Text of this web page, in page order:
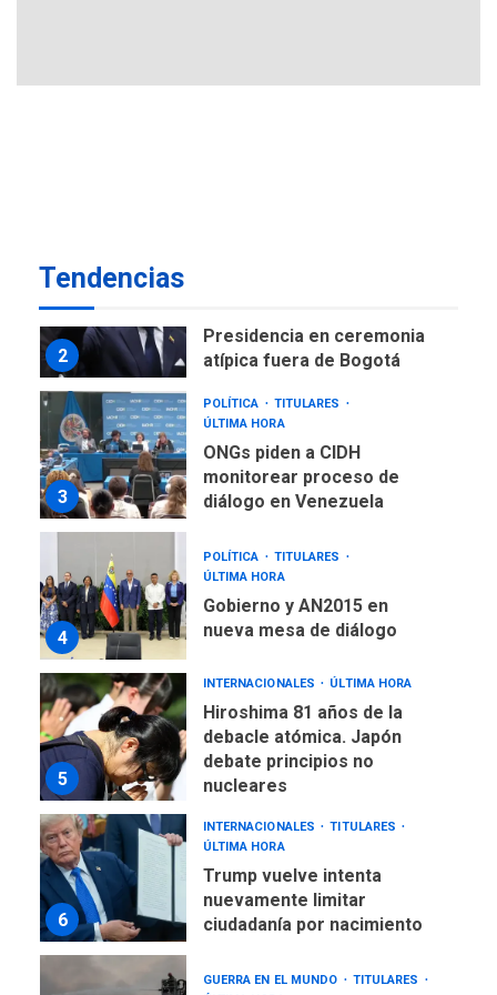
Tendencias
2
Presidencia en ceremonia
atípica fuera de Bogotá
3
POLÍTICA
TITULARES
ÚLTIMA HORA
ONGs piden a CIDH
monitorear proceso de
diálogo en Venezuela
4
POLÍTICA
TITULARES
ÚLTIMA HORA
Gobierno y AN2015 en
nueva mesa de diálogo
5
INTERNACIONALES ÚLTIMA HORA
Hiroshima 81 años de la
debacle atómica. Japón
debate principios no
nucleares
6
INTERNACIONALES
TITULARES
ÚLTIMA HORA
Trump vuelve intenta
nuevamente limitar
ciudadanía por nacimiento
GUERRA EN EL MUNDO
TITULARES